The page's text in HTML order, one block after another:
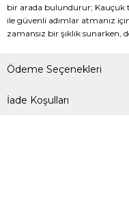
bir arada bulundurur; Kauçuk
ile güvenli adımlar atmanız
zamansız bir şıklık sunarken,
Ödeme Seçenekleri
İade Koşulları